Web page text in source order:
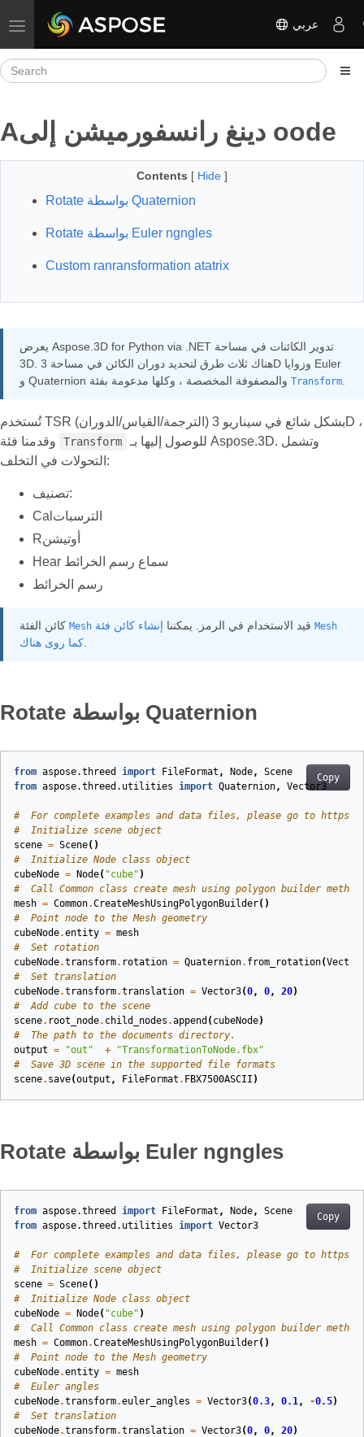
Toggle navigation عربي
Aدينغ رانسفورميشن إلى oode
Contents [ Hide ]
Rotate بواسطة Quaternion
Rotate بواسطة Euler ngngles
Custom ranransformation atatrix
يعرض Aspose.3D for Python via .NET تدوير الكائنات في مساحة
3D. هناك ثلاث طرق لتحديد دوران الكائن في مساحة 3D وزوايا Euler
Transform
تُستخدم TSR (الترجمة/القياس/الدوران) بشكل شائع في سيناريو 3D ،
Transform
التحولات في التخلف:
تصنيف:
Calالترسبات
Rأوتيشن
Hear سماع رسم الخرائط
رسم الخرائط
Mesh قيد الاستخدام في الرمز. يمكننا Mesh
كما روى هناك
Rotate بواسطة Quaternion
Copy
from aspose.threed import FileFormat , Node,
Scene
from aspose.threed.utilities import Quaternion, Vector3
#  For complete examples and data files, please go to https:#
#  Initialize scene object
scene = Scene()
#  Initialize Node class object
cubeNode = Node( "cube" )
#  Call Common class create mesh using polygon builder
mesh = Common.CreateMeshUsingPolygonBuilder()
#  Point node to the Mesh geometry
cubeNode.entity = mesh
#  Set rotation
cubeNode.transform. rotation = Quaternion. from_rotation(
#  Set translation
cubeNode.transform.translation = Vector3(0, 0, 20)
#  Add cube to the scene
scene. root_node. child_nodes .append ( cubeNode)
#  The path to the documents directory.
output = "out" +
"TransformationToNode.fbx"
#  Save 3D scene in the supported file formats
scene. save(output , FileFormat . FBX7500ASCII )
Rotate بواسطة Euler ngngles
Copy
from aspose.threed import FileFormat , Node,
Scene
from aspose.threed.utilities import Vector3
#  For complete examples and data files, please go to https:#
#  Initialize scene object
scene = Scene()
#  Initialize Node class object
cubeNode = Node( "cube" )
#  Call Common class create mesh using polygon builder
mesh = Common.CreateMeshUsingPolygonBuilder()
#  Point node to the Mesh geometry
cubeNode.entity = mesh
#  Euler angles
cubeNode.transform.euler_angles = Vector3(0.3, 0.1, -0.5)
#  Set translation
cubeNode.transform.translation = Vector3(0, 0, 20)